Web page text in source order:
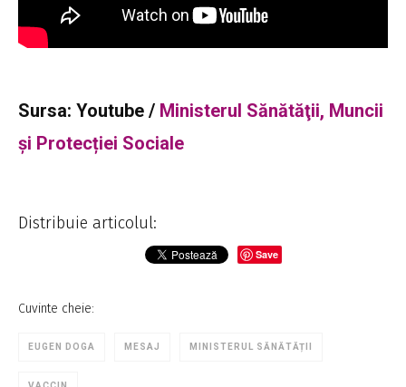
Sursa: Youtube / Ministerul Sănătăţii, Muncii
și Protecției Sociale
Distribuie articolul:
Save
Cuvinte cheie:
EUGEN DOGA MESAJ MINISTERUL SĂNĂTĂȚII